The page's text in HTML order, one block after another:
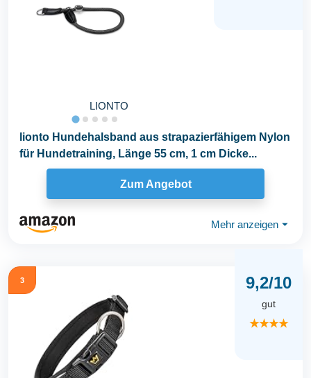
LIONTO
lionto Hundehalsband aus strapazierfähigem Nylon
für Hundetraining, Länge 55 cm, 1 cm Dicke...
Zum Angebot
Mehr anzeigen ⏷
3 9,2/10
gut
★★★★